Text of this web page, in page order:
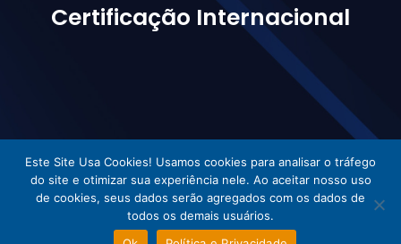
Certificação Internacional
Vetorlog © Todos os direitos reservados - Desenvolvido por Incom
Este Site Usa Cookies! Usamos cookies para analisar o tráfego
do site e otimizar sua experiência nele. Ao aceitar nosso uso
de cookies, seus dados serão agregados com os dados de
todos os demais usuários.